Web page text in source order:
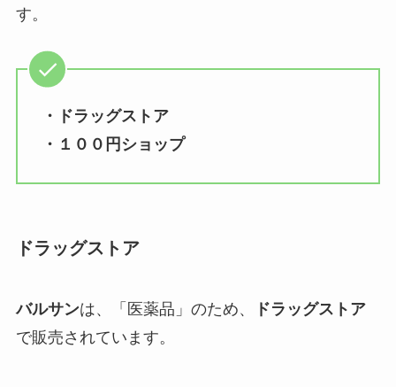
す。
・ドラッグストア
・１００円ショップ
ドラッグストア
バルサンは、「医薬品」のため、
ドラッグストア
で販売されています。